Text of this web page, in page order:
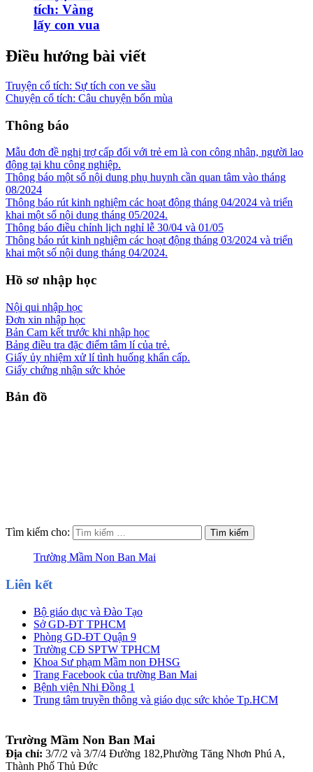
tích: Vàng
lấy con vua
Điều hướng bài viết
Truyện cổ tích: Sự tích con ve sầu
Chuyện cổ tích: Câu chuyện bốn mùa
Thông báo
Mẫu đơn đề nghị trợ cấp đối với trẻ em là con công nhân, người lao
động tại khu công nghiệp.
Thông báo một số nội dung phụ huynh cần quan tâm vào tháng
08/2024
Thông báo rút kinh nghiệm các hoạt động tháng 04/2024 và triển
khai một số nội dung tháng 05/2024.
Thông báo điều chỉnh lịch nghỉ lễ 30/04 và 01/05
Thông báo rút kinh nghiệm các hoạt động tháng 03/2024 và triển
khai một số nội dung tháng 04/2024.
Hồ sơ nhập học
Nội qui nhập học
Đơn xin nhập học
Bản Cam kết trước khi nhập học
Bảng điều tra đặc điểm tâm lí của trẻ.
Giấy ủy nhiệm xử lí tình huống khẩn cấp.
Giấy chứng nhận sức khỏe
Bản đồ
Tìm kiếm cho:
Trường Mầm Non Ban Mai
Liên kết
Bộ giáo dục và Đào Tạo
Sở GD-ĐT TPHCM
Phòng GD-ĐT Quận 9
Trường CĐ SPTW TPHCM
Khoa Sư phạm Mầm non ĐHSG
Trang Facebook của trường Ban Mai
Bệnh viện Nhi Đồng 1
Trung tâm truyền thông và giáo dục sức khỏe Tp.HCM
Trường Mầm Non Ban Mai
Địa chỉ: 3/7/2 và 3/7/4 Đường 182,Phường Tăng Nhơn Phú A,
Thành Phố Thủ Đức